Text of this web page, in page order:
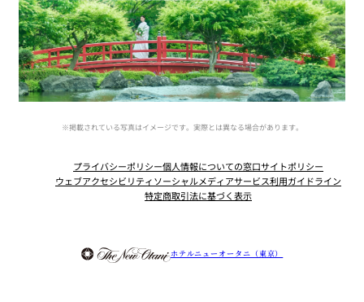
※掲載されている写真はイメージです。実際とは異なる場合があります。
ホテルニューオータニ（東京）
プライバシーポリシー個人情報についての窓口サイトポリシー
ウェブアクセシビリティソーシャルメディアサービス利用ガイドライン
特定商取引法に基づく表示